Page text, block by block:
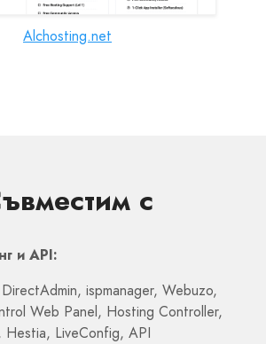
Alchosting.net
с
и API:
ispmanager, Webuzo,
Web Panel, Hosting Controller,
Hestia, LiveConfig, API